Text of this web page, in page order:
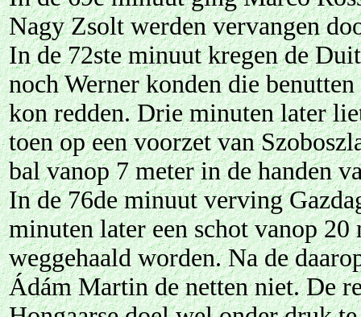
Nagy Zsolt werden vervangen
In de 72ste minuut kregen de
noch Werner konden die
kon redden. Drie minuten later
toen op een voorzet van
bal vanop 7 meter in de handen
In de 76de minuut verving
minuten later een schot vanop
weggehaald worden. Na de
Ádám Martin de netten niet. De